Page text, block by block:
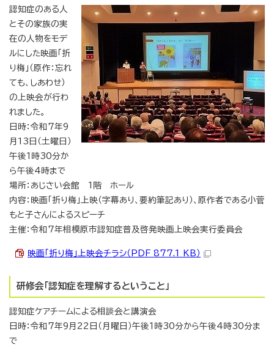
認知症のある人
とその家族の実
在の人物をモデ
ルにした映画「折
り梅」（原作：忘れ
ても、しあわせ）
の上映会が行わ
れました。
日時：令和7年9
月13日（土曜日）
午後1時30分か
ら午後4時まで
場所：あじさい会館 1階 ホール
内容：映画「折り梅」上映（字幕あり、要約筆記あり）、原作者である小菅
もと子さんによるスピーチ
主催：令和7年相模原市認知症普及啓発映画上映会実行委員会
映画「折り梅」上映会チラシ（PDF 877.1 KB）
研修会「認知症を理解するということ」
認知症ケアチームによる相談会と講演会
日時：令和7年9月22日（月曜日）午後1時30分から午後4時30分ま
で